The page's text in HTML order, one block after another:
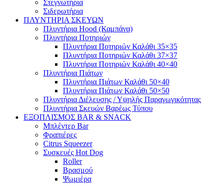
Στεγνωτήρια
Σιδερωτήρια
ΠΛΥΝΤΗΡΙΑ ΣΚΕΥΩΝ
Πλυντήρια Hood (Καμπάνα)
Πλυντήρια Ποτηριών
Πλυντήρια Ποτηριών Καλάθι 35×35
Πλυντήρια Ποτηριών Καλάθι 37×37
Πλυντήρια Ποτηριών Καλάθι 40×40
Πλυντήρια Πιάτων
Πλυντήρια Πιάτων Καλάθι 50×40
Πλυντήρια Πιάτων Καλάθι 50×50
Πλυντήρια Διέλευσης / Υψηλής Παραγωγικότητας
Πλυντήρια Σκευών Βαρέως Τύπου
ΕΞΟΠΛΙΣΜΟΣ BAR & SNACK
Μπλέντερ Bar
Φραπιέρες
Citrus Squeezer
Συσκευές Hot Dog
Roller
Βρασμού
Ψωμιέρα